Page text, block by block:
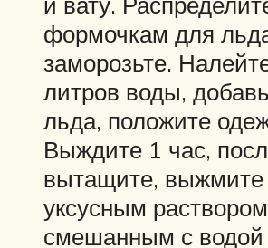
формочкам для
заморозьте.
литров воды,
льда, положите
Выждите 1 час,
вытащите, выжмите
уксусным
смешанным с водой